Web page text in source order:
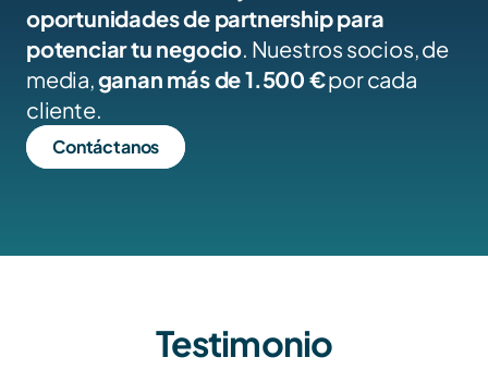
oportunidades de partnership para
potenciar tu negocio. Nuestros socios, de
media, ganan más de 1.500 € por cada
cliente.
Contáctanos
Testimonio